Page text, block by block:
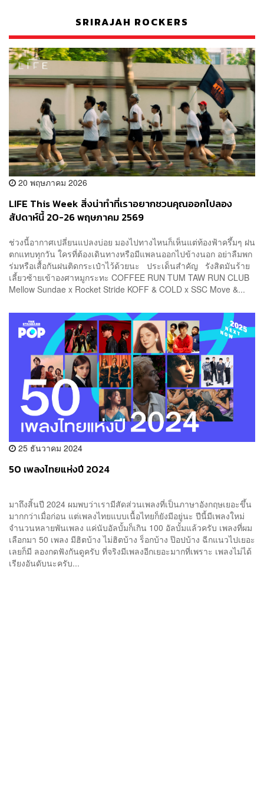
SRIRAJAH ROCKERS
20 พฤษภาคม 2026
LIFE This Week สิ่งน่าทำที่เราอยากชวนคุณออกไปลอง
สัปดาห์นี้ 20-26 พฤษภาคม 2569
ช่วงนี้อากาศเปลี่ยนแปลงบ่อย มองไปทางไหนก็เห็นแต่ท้องฟ้าครึ้มๆ ฝน
ตกแทบทุกวัน ใครที่ต้องเดินทางหรือมีแพลนออกไปข้างนอก อย่าลืมพก
ร่มหรือเสื้อกันฝนติดกระเป๋าไว้ด้วยนะ ประเด็นสำคัญ รังสิตมันร้าย
เลี้ยวซ้ายเข้าองศาหมูกระทะ COFFEE RUN TUM TAW RUN CLUB
Mellow Sundae x Rocket Stride KOFF & COLD x SSC Move &...
25 ธันวาคม 2024
50 เพลงไทยแห่งปี 2024
มาถึงสิ้นปี 2024 ผมพบว่าเรามีสัดส่วนเพลงที่เป็นภาษาอังกฤษเยอะขึ้น
มากกว่าเมื่อก่อน แต่เพลงไทยแบบเนื้อไทยก็ยังมีอยู่นะ ปีนี้มีเพลงใหม่
จำนวนหลายพันเพลง แค่นับอัลบั้มก็เกิน 100 อัลบั้มแล้วครับ เพลงที่ผม
เลือกมา 50 เพลง มีฮิตบ้าง ไม่ฮิตบ้าง ร็อกบ้าง ป๊อปบ้าง ฉีกแนวไปเยอะ
เลยก็มี ลองกดฟังกันดูครับ ที่จริงมีเพลงอีกเยอะมากที่เพราะ เพลงไม่ได้
เรียงอันดับนะครับ...